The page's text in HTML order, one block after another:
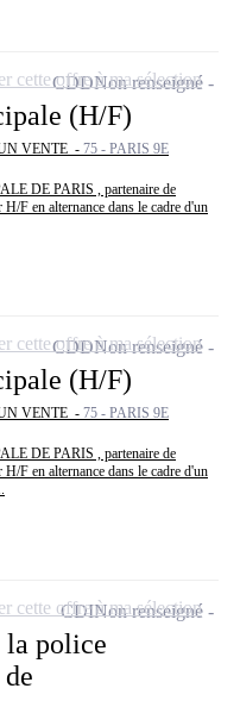
(H/F)
VENTE - 75 - PARIS 9E
DE PARIS , partenaire de
F en alternance dans le cadre d'un
CDDNon renseigné
cette offre à ma sélection
(H/F)
VENTE - 75 - PARIS 9E
DE PARIS , partenaire de
F en alternance dans le cadre d'un
CDDNon renseigné
cette offre à ma sélection
la police
CDINon renseigné
cette offre à ma sélection